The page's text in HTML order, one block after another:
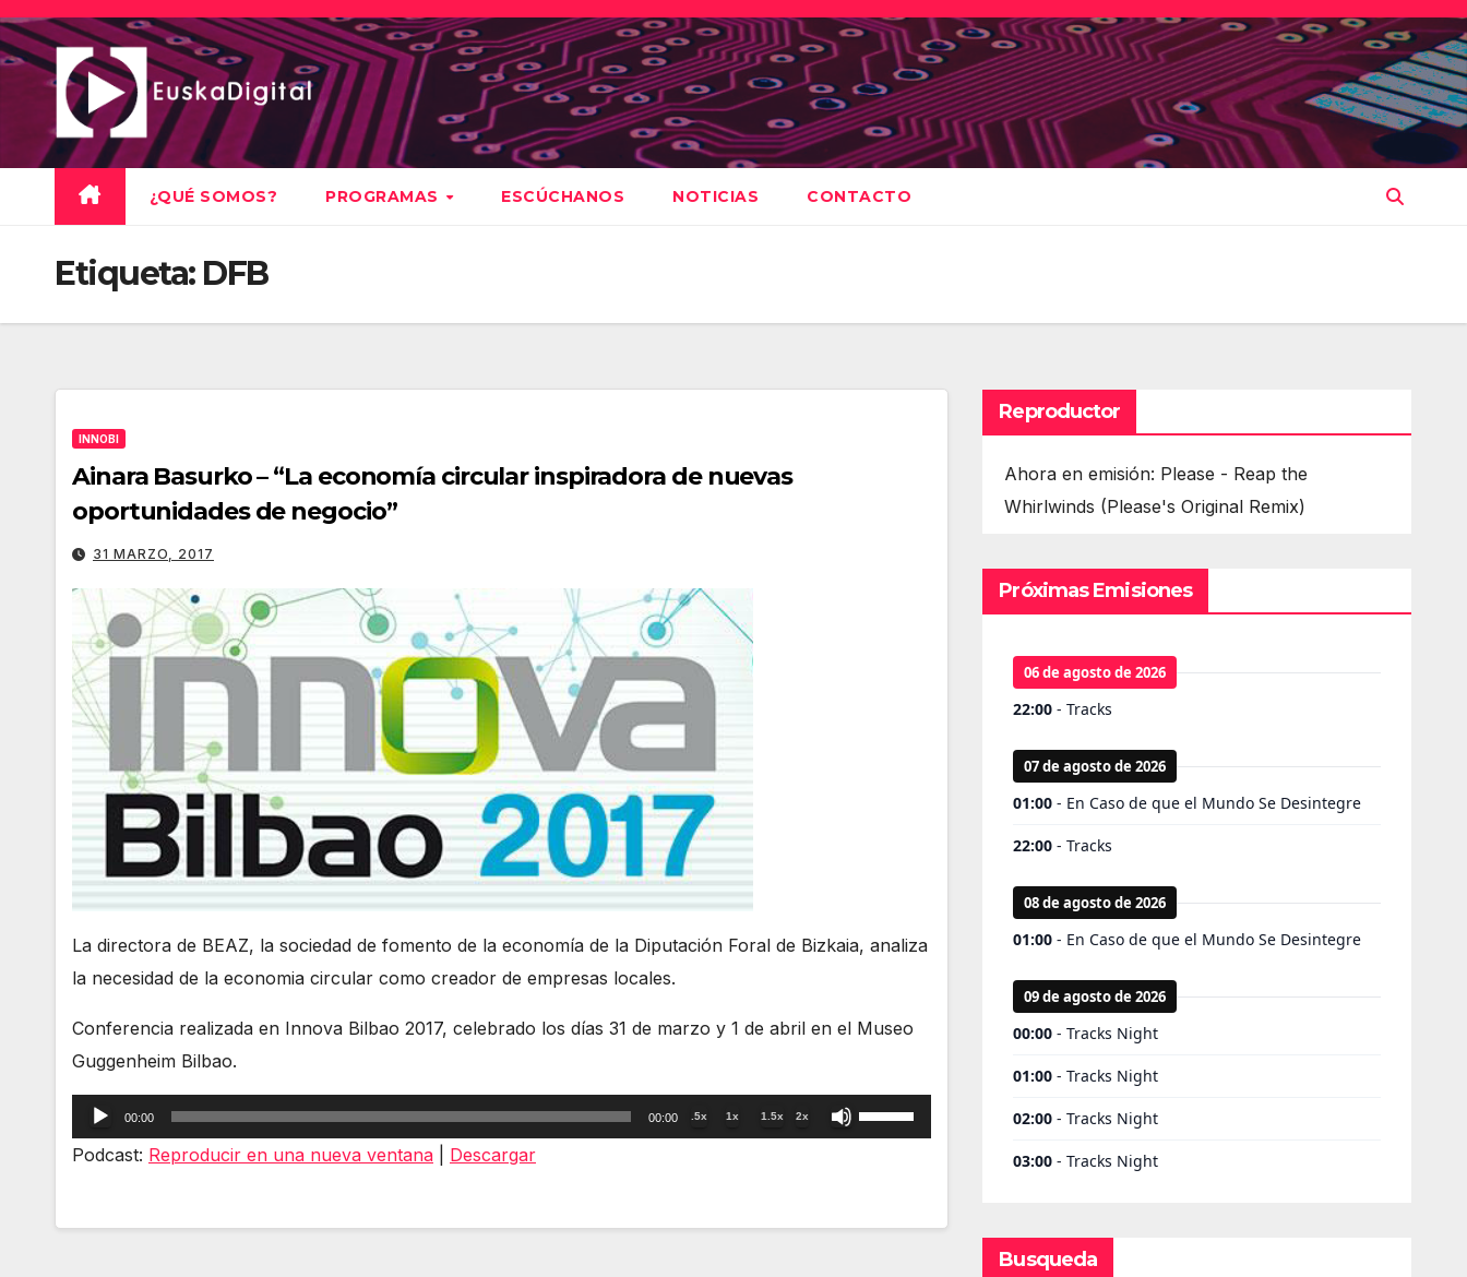
Saltar
al
contenido
¿QUÉ SOMOS? PROGRAMAS ESCÚCHANOS NOTICIAS CONTACTO
Etiqueta: DFB
INNOBI
Ainara Basurko – “La economía circular inspiradora de nuevas
oportunidades de negocio”
31 MARZO, 2017
La directora de BEAZ, la sociedad de fomento de la economía de la Diputación Foral de Bizkaia, analiza
la necesidad de la economia circular como creador de empresas locales.
Conferencia realizada en Innova Bilbao 2017, celebrado los días 31 de marzo y 1 de abril en el Museo
Guggenheim Bilbao.
Reproductor
de
00:00 00:00 .5x 1x 1.5x 2x
Utiliza
las
Podcast: Reproducir en una nueva ventana Descargar
Reproductor
Ahora en emisión: Please - Reap the
Whirlwinds (Please's Original Remix)
Próximas Emisiones
Busqueda